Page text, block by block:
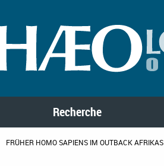
Recherche
FRÜHER HOMO SAPIENS IM OUTBACK AFRIKAS